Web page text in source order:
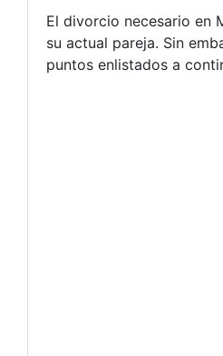
El divorcio necesario en
su actual pareja. Sin
puntos enlistados a